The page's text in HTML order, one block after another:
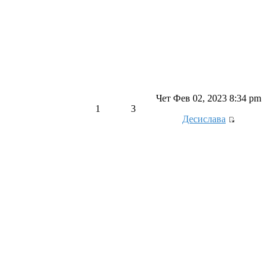
1 3
Чет Фев 02, 2023 8:34 pm
Десислава